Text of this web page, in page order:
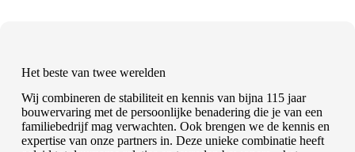
Het beste van twee werelden
Wij combineren de stabiliteit en kennis van bijna 115 jaar
bouwervaring met de persoonlijke benadering die je van een
familiebedrijf mag verwachten. Ook brengen we de kennis en
expertise van onze partners in. Deze unieke combinatie heeft